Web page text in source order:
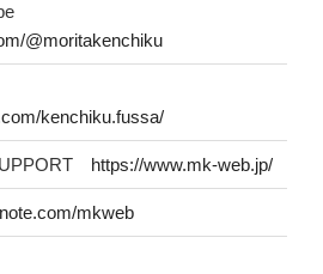
@moritakenchiku
kenchiku.fussa/
https://www.mk-web.jp/
mkweb